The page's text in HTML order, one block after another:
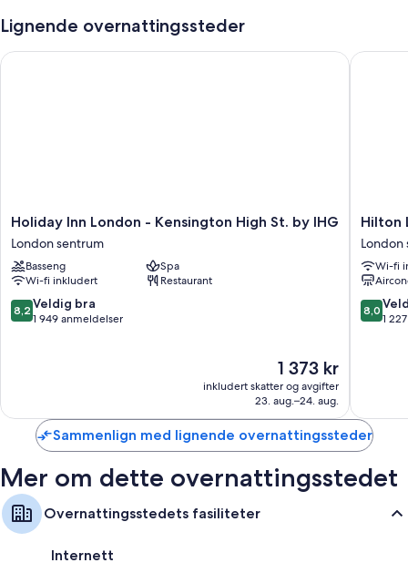
Lignende overnattingssteder
Holiday
Inn
London
-
Kensington
High
St.
Holiday Inn London - Kensington High St. by IHG
London sentrum
Basseng
Spa
Wi-fi inkludert
Restaurant
8.2
av
8,2 Veldig bra
1 949 anmeldelser
Prisen
er
1 373 kr
1 373 kr
inkludert skatter og avgifter
23. aug.–24. aug.
Holiday Inn London - Kensington High St. by IHG
Hilton
London
Olympia
London
sentrum
Hilton
London
Wi-fi
8.0
av
8,0
1
Hilton
Sammenlign med lignende overnattingssteder
Mer om dette overnattingsstedet
Overnattingsstedets fasiliteter
Internett